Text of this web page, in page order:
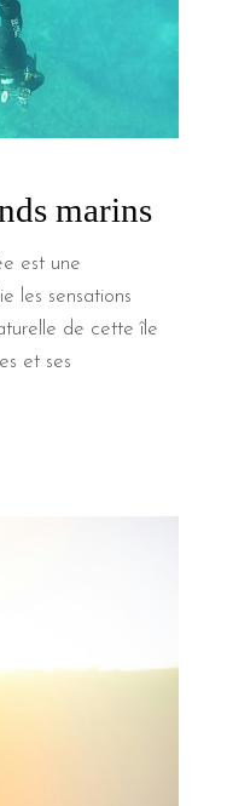
marins
est une
les sensations
de cette île
et ses